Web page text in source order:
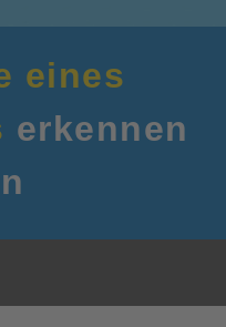
eines
erkennen